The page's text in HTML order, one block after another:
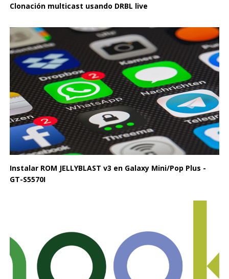
Clonación multicast usando DRBL live
Instalar ROM JELLYBLAST v3 en Galaxy Mini/Pop Plus -
GT-S5570I